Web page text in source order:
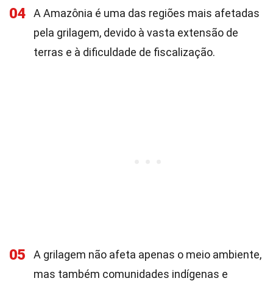
04
A Amazônia é uma das regiões mais afetadas
pela grilagem, devido à vasta extensão de
terras e à dificuldade de fiscalização.
05
A grilagem não afeta apenas o meio ambiente,
mas também comunidades indígenas e